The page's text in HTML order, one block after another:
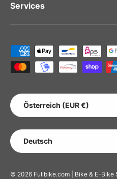
Services
Zahlungsmethoden
LAND/REGION
Österreich (EUR €)
SPRACHE
Deutsch
© 2026 Fullbike.com | Bike & E-Bike